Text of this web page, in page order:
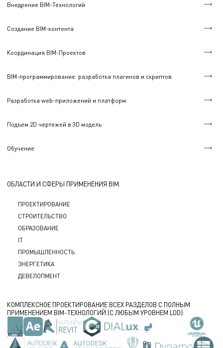
Внедрение BIM-Технологий
Создание BIM-контента
Координация BIM-Проектов
BIM-программирование: разработка плагинов и скриптов
Разработка web-приложений и платформ
Подъем 2D чертежей в 3D модель
Обучение
ОБЛАСТИ И СФЕРЫ ПРИМЕНЕНИЯ BIM:
ПРОЕКТИРОВАНИЕ
СТРОИТЕЛЬСТВО
ОБРАЗОВАНИЕ
IT
ПРОМЫШЛЕННОСТЬ
ЭНЕРГЕТИКА
ДЕВЕЛОПМЕНТ
КОМПЛЕКСНОЕ ПРОЕКТИРОВАНИЕ ВСЕХ РАЗДЕЛОВ С ПОЛНЫМ
ПРИМЕНЕНИЕМ BIM-ТЕХНОЛОГИЙ (С ЛЮБЫМ УРОВНЕМ LOD):